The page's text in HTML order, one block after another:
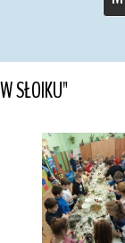
SŁOIKU"